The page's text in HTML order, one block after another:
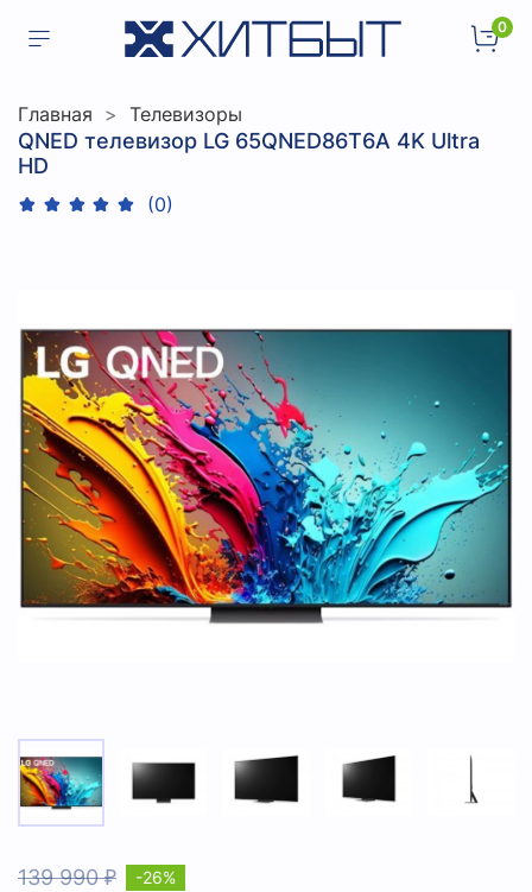
0
Главная Телевизоры
QNED телевизор LG 65QNED86T6A 4K Ultra
HD
(0)
139 990 ₽ -26%